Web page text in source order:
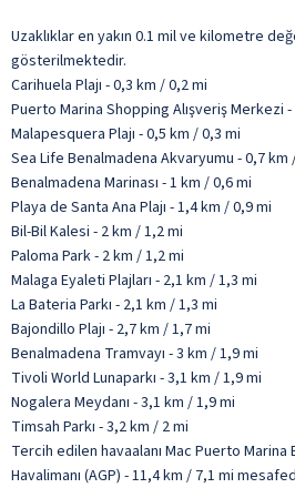
Uzaklıklar en yakın 0.1 mil ve kilometre
gösterilmektedir.
Carihuela Plajı - 0,3 km / 0,2 mi
Puerto Marina Shopping Alışveriş Merkezi
Malapesquera Plajı - 0,5 km / 0,3 mi
Sea Life Benalmadena Akvaryumu - 0,7 km
Benalmadena Marinası - 1 km / 0,6 mi
Playa de Santa Ana Plajı - 1,4 km / 0,9 mi
Bil-Bil Kalesi - 2 km / 1,2 mi
Paloma Park - 2 km / 1,2 mi
Malaga Eyaleti Plajları - 2,1 km / 1,3 mi
La Bateria Parkı - 2,1 km / 1,3 mi
Bajondillo Plajı - 2,7 km / 1,7 mi
Benalmadena Tramvayı - 3 km / 1,9 mi
Tivoli World Lunaparkı - 3,1 km / 1,9 mi
Nogalera Meydanı - 3,1 km / 1,9 mi
Timsah Parkı - 3,2 km / 2 mi
Tercih edilen havaalanı Mac Puerto Marina
Havalimanı (AGP) - 11,4 km / 7,1 mi